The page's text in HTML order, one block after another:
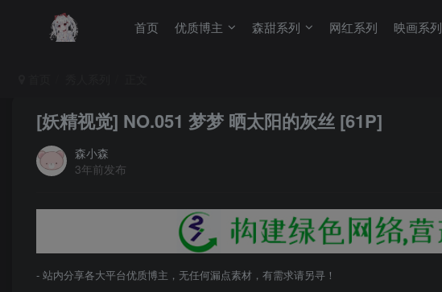
首页 优质博主 森甜系列 网红系列 映画系列
[妖精视觉] NO.051 梦梦 晒太阳的灰丝 [61P]
森小森
3年前发布
- 站内分享各大平台优质博主，无任何漏点素材，有需求请另寻！